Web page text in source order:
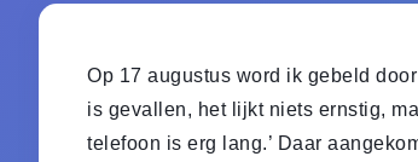
Op 17 augustus word ik gebeld
is gevallen, het lijkt niets ernstig,
telefoon is erg lang.’ Daar